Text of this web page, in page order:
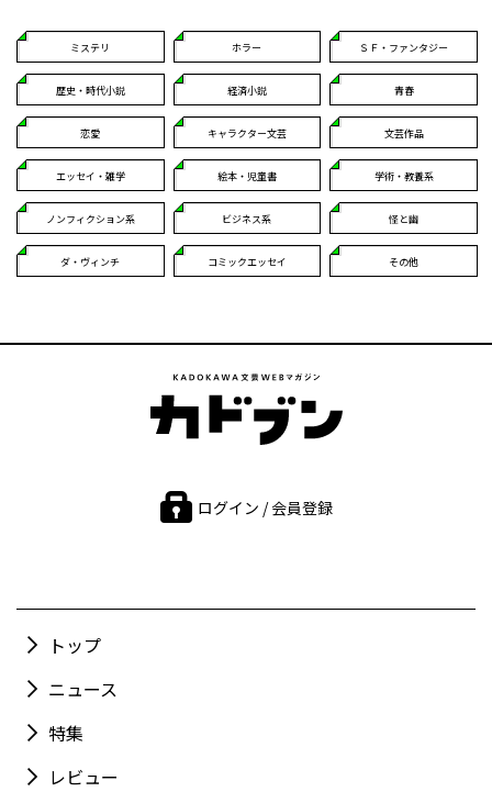
ミステリ ホラー ＳＦ・ファンタジー
歴史・時代小説 経済小説 青春
恋愛 キャラクター文芸 文芸作品
エッセイ・雑学 絵本・児童書 学術・教養系
ノンフィクション系 ビジネス系 怪と幽
ダ・ヴィンチ コミックエッセイ その他
ログイン / 会員登録
トップ
ニュース
特集
レビュー